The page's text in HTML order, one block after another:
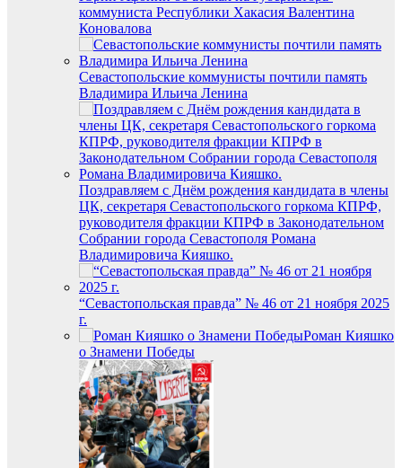
коммуниста Республики Хакасия Валентина
Коновалова
Севастопольские коммунисты почтили память
Владимира Ильича Ленина
Поздравляем с Днём рождения кандидата в члены
ЦК, секретаря Севастопольского горкома КПРФ,
руководителя фракции КПРФ в Законодательном
Собрании города Севастополя Романа
Владимировича Кияшко.
“Севастопольская правда” № 46 от 21 ноября 2025
г.
Роман Кияшко
о Знамени Победы